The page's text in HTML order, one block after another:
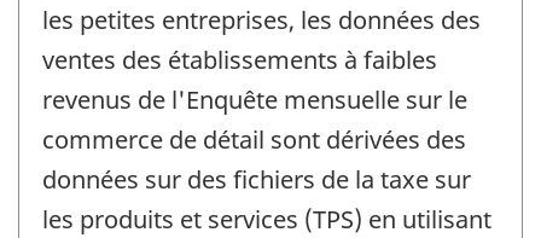
les petites entreprises, les données des
ventes des établissements à faibles
revenus de l'Enquête mensuelle sur le
commerce de détail sont dérivées des
données sur des fichiers de la taxe sur
les produits et services (TPS) en utilisant